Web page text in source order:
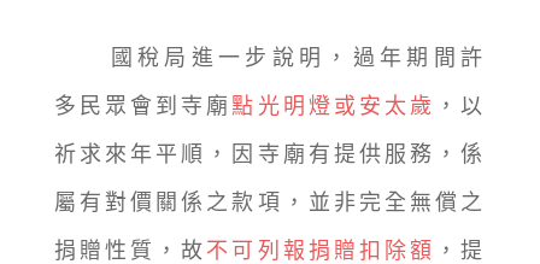
國稅局進一步說明，過年期間許
多民眾會到寺廟 點光明燈或安太歲 ，以
祈求來年平順，因寺廟有提供服務，係
屬有對價關係之款項，並非完全無償之
捐贈性質，故 不可列報捐贈扣除額 ，提